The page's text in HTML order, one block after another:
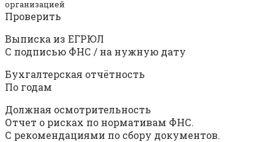
организацией
Проверить
Выписка из ЕГРЮЛ
С подписью ФНС / на нужную дату
Бухгалтерская отчётность
По годам
Должная осмотрительность
Отчет о рисках по нормативам ФНС.
С рекомендациями по сбору документов.